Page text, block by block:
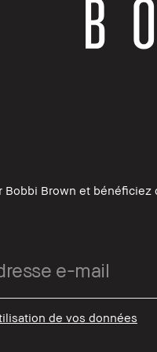
Brown et bénéficiez
de vos données